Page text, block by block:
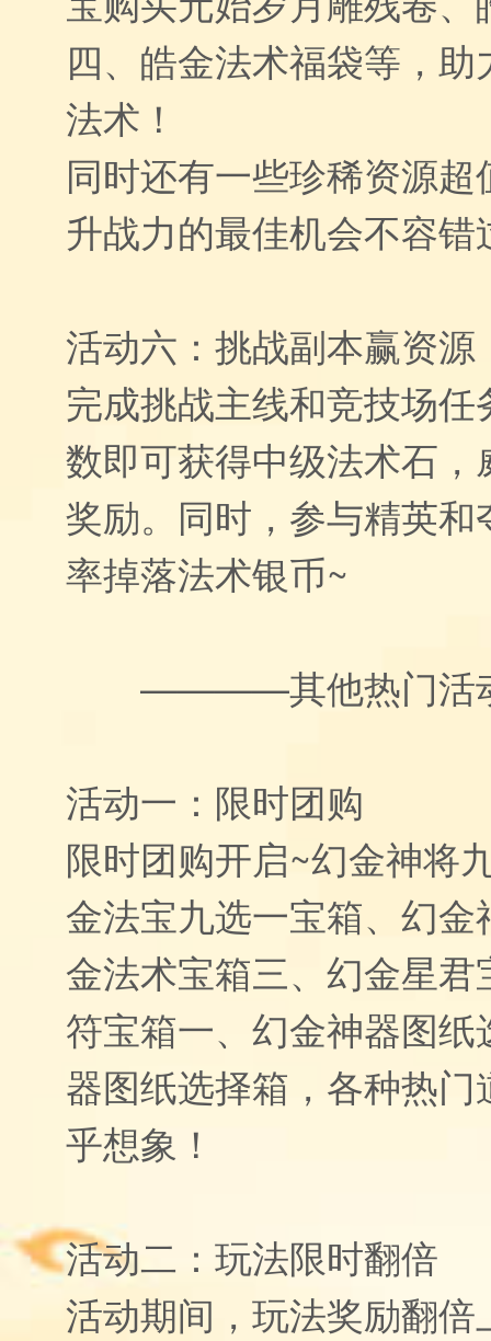
四、皓金法术福袋等，
法术！
同时还有一些珍稀资源
升战力的最佳机会不容错
活动六：挑战副本赢资源
完成挑战主线和竞技场
数即可获得中级法术石
奖励。同时，参与精英
率掉落法术银币~
————其他热门
活动一：限时团购
限时团购开启~幻金神将
金法宝九选一宝箱、幻
金法术宝箱三、幻金星
符宝箱一、幻金神器图
器图纸选择箱，各种热
乎想象！
活动二：玩法限时翻倍
活动期间，玩法奖励翻